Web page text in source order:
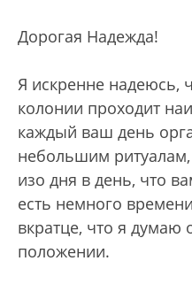
Дорогая Надежда!
Я искренне надеюсь,
колонии проходит
каждый ваш день
небольшим
изо дня в день, что
есть немного
вкратце, что я
положении.